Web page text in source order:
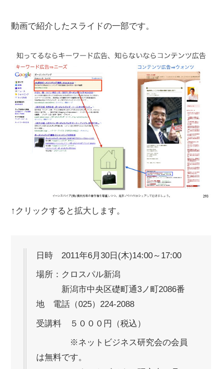
動画で紹介したスライドの一部です。
↑クリックすると拡大します。
日時 2011年6月30日(木)14:00～17:00
場所：クロスパル新潟
新潟市中央区礎町通3ノ町2086番
地 電話（025）224-2088
受講料 ５０００円（税込）
※ネットビジネス研究会の会員
は無料です。